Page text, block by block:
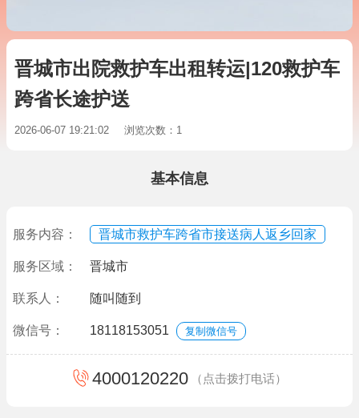
晋城市出院救护车出租转运|120救护车
跨省长途护送
2026-06-07 19:21:02 浏览次数：1
基本信息
服务内容： 晋城市救护车跨省市接送病人返乡回家
服务区域： 晋城市
联系人： 随叫随到
微信号： 18118153051 复制微信号
4000120220 （点击拨打电话）